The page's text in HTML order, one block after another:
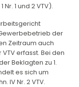
1 und 2 VTV).
der
Zeitraum auch
erfasst. Bei den
Beklagten zu 1.
es sich um
IV Nr. 2 VTV.